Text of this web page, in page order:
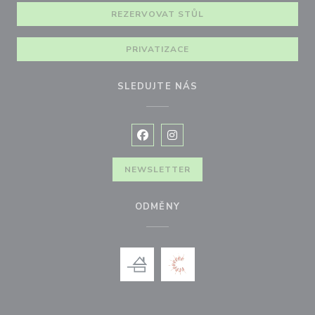
REZERVOVAT STŮL
PRIVATIZACE
SLEDUJTE NÁS
Facebook ((otevře se v novém
Instagram ((otevře se v
NEWSLETTER
ODMĚNY